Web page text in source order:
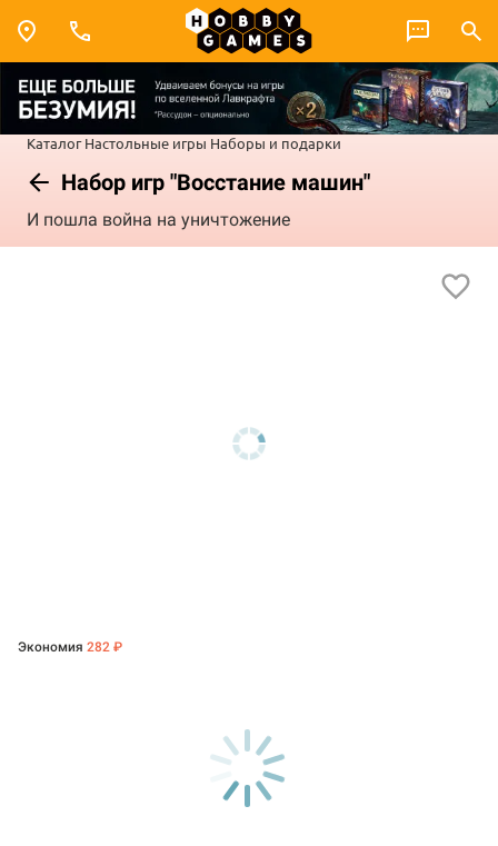
Каталог Настольные игры Наборы и подарки
Набор игр "Восстание машин"
И пошла война на уничтожение
Экономия 282 ₽